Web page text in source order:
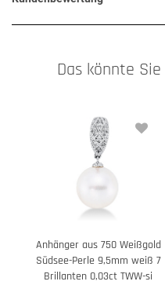
Das könnte
Anhänger aus 750 Weißgold
Südsee-Perle 9,5mm weiß 7
Brillanten 0,03ct TWW-si